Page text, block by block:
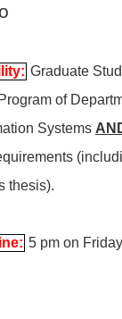
Graduate
of
Systems
thesis).
5 pm on